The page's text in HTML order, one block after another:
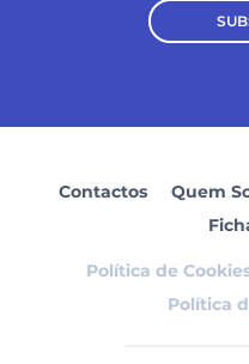
Contactos Quem
Política de
Política